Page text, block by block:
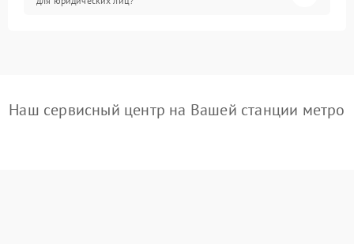
Наш сервисный центр на Вашей станции метро